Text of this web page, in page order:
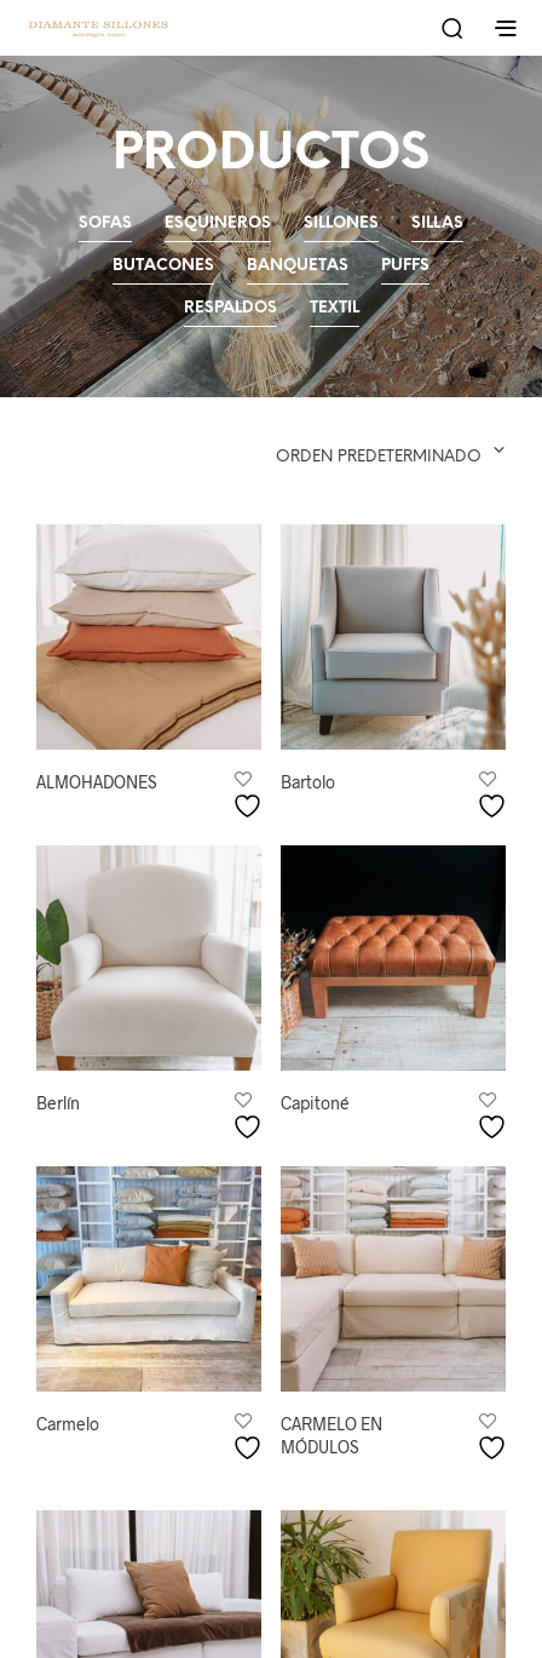
PRODUCTOS
SOFAS ESQUINEROS SILLONES SILLAS
BUTACONES BANQUETAS PUFFS
RESPALDOS TEXTIL
ORDEN PREDETERMINADO
ALMOHADONES Bartolo
Berlín Capitoné
Carmelo
CARMELO EN
MÓDULOS